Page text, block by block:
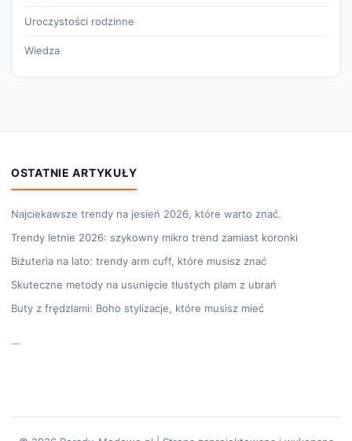
Uroczystości rodzinne
Wiedza
OSTATNIE ARTYKUŁY
Najciekawsze trendy na jesień 2026, które warto znać.
Trendy letnie 2026: szykowny mikro trend zamiast koronki
Biżuteria na lato: trendy arm cuff, które musisz znać
Skuteczne metody na usunięcie tłustych plam z ubrań
Buty z frędzlami: Boho stylizacje, które musisz mieć